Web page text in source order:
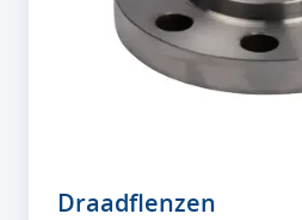
Draadflenzen